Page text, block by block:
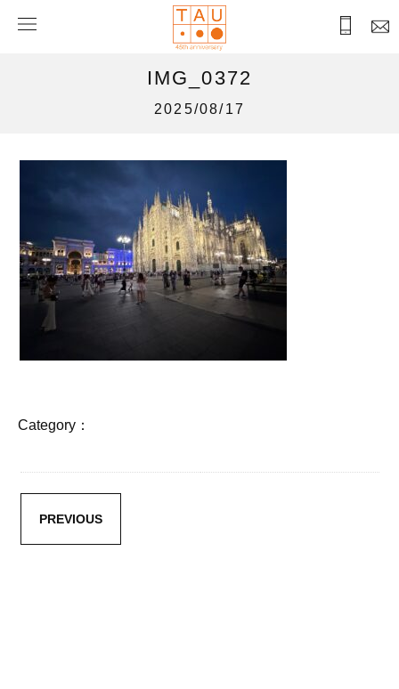
IMG_0372
2025/08/17
Category：
PREVIOUS